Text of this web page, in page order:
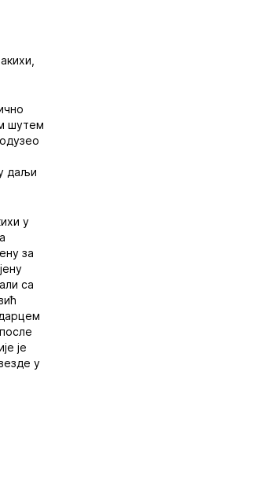
шутем
даљи
у
за
са
је
у